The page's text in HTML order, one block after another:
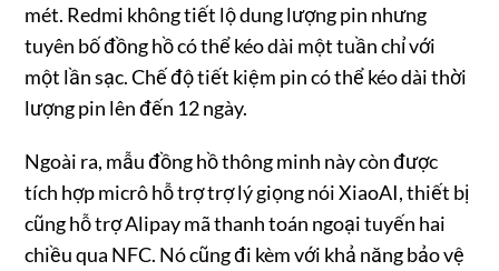
mét. Redmi không tiết lộ dung lượng pin nhưng
tuyên bố đồng hồ có thể kéo dài một tuần chỉ với
một lần sạc. Chế độ tiết kiệm pin có thể kéo dài thời
lượng pin lên đến 12 ngày.
Ngoài ra, mẫu đồng hồ thông minh này còn được
tích hợp micrô hỗ trợ trợ lý giọng nói XiaoAI, thiết bị
cũng hỗ trợ Alipay mã thanh toán ngoại tuyến hai
chiều qua NFC. Nó cũng đi kèm với khả năng bảo vệ